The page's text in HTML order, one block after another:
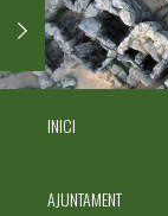
INICI
AJUNTAMENT